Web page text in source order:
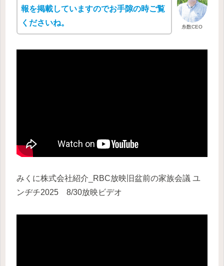
糸数CEO
報を掲載していますのでお手隙の時ご覧
くださいね。
みくに株式会社紹介_RBC放映旧盆前の家族会議 ユ
ンヂチ2025 8/30放映ビデオ